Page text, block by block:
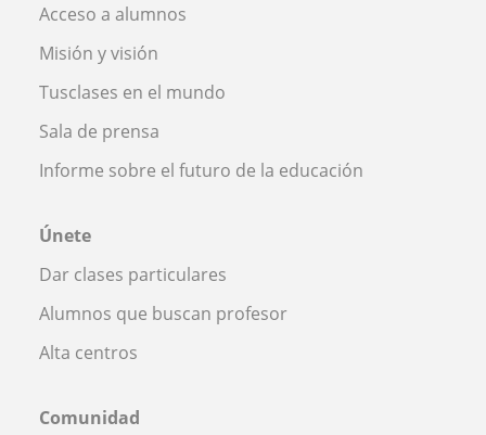
Acceso a alumnos
Misión y visión
Tusclases en el mundo
Sala de prensa
Informe sobre el futuro de la educación
Únete
Dar clases particulares
Alumnos que buscan profesor
Alta centros
Comunidad